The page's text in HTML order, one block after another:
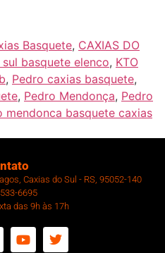
Basquete, CAXIAS DO
basquete elenco, KTO
, Pedro caxias basquete,
, Pedro Mendonça, Pedro
mendonca basquete caxias
Caxias do Sul - RS, 95052-140
6695
das 9h às 17h